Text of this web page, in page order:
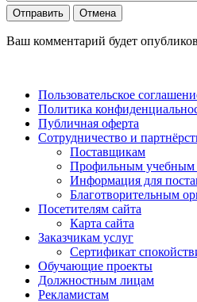
Отправить Отмена
Ваш комментарий будет
Пользовательское
Политика
Публичная оферта
Сотрудничество и
Поставщикам
Профильным учебным
Информация для
Благотворительным
Посетителям сайта
Карта сайта
Заказчикам услуг
Сертификат
Обучающие проекты
Должностным лицам
Рекламистам